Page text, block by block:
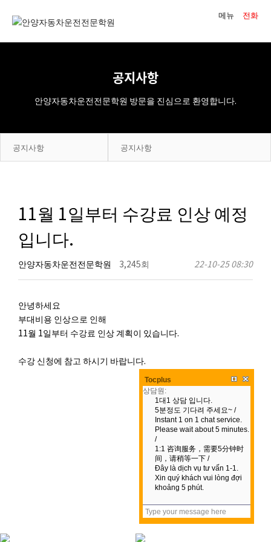
메뉴 전화
공지사항
안양자동차운전전문학원 방문을 진심으로 환영합니다.
공지사항 공지사항
Hướng dẫn giấy phép
학원안내
교육과정
11월 1일부터 수강료 인상 예정
입니다.
안양자동차운전전문학원 3,245회 22-10-25 08:30
안녕하세요
부대비용 인상으로 인해
11월 1일부터 수강료 인상 계획이 있습니다.
수강 신청에 참고 하시기 바랍니다.
Tocplus